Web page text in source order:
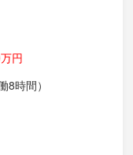
円
時間）